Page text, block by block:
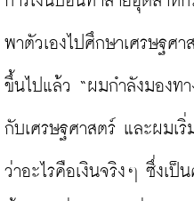
พาตัวเองไปศึกษาเศรษฐศา
ขึ้นไปแล้ว “ผมกำลังมองทา
กับเศรษฐศาสตร์ และผมเริ่
ว่าอะไรคือเงินจริงๆ ซึ่งเป็